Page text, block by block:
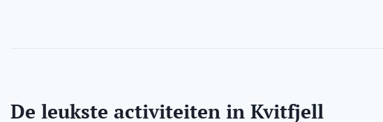
De leukste activiteiten in Kvitfjell